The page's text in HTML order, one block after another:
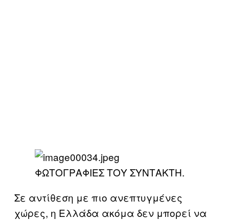
ΦΩΤΟΓΡΑΦΙΕΣ ΤΟΥ ΣΥΝΤΑΚΤΗ.​
Σε αντίθεση με πιο ανεπτυγμένες
χώρες, η Ελλάδα ακόμα δεν μπορεί να